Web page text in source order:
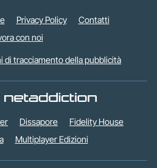
Privacy Policy
Contatti
con noi
di tracciamento della pubblicità
Dissapore
Fidelity House
Multiplayer Edizioni